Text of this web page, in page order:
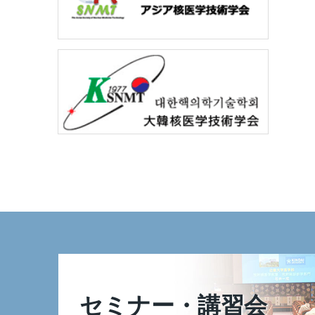
セミナー・講習会